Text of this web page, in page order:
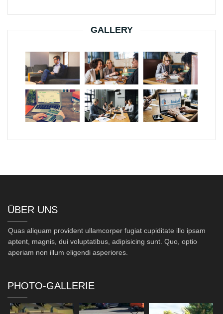
GALLERY
ÜBER UNS
Quas aliquam provident ullamcorper fugiat cupiditate illo ipsam
aptent, magnis, dui voluptatibus, adipisicing sunt. Quo, optio
aperiam non illum eligendi asperiores.
PHOTO-GALLERIE